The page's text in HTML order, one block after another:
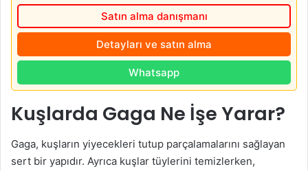
Satın alma danışmanı
Detayları ve satın alma
Whatsapp
Kuşlarda Gaga Ne İşe Yarar?
Gaga, kuşların yiyecekleri tutup parçalamalarını sağlayan
sert bir yapıdır. Ayrıca kuşlar tüylerini temizlerken,